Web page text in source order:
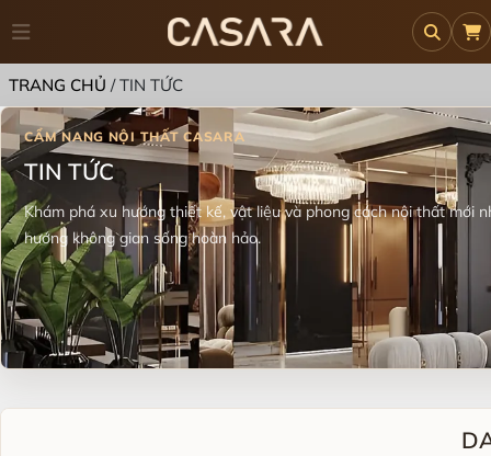
TRANG CHỦ /TIN TỨC
TIN TỨC
Khám phá xu hướng thiết kế, vật liệu và phong cách nội thất mới
hướng không gian sống hoàn hảo.